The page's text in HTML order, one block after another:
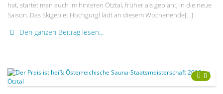
hat, startet man auch im hinteren Ötztal, früher als geplant, in die neue
Saison. Das Skigebiet Hochgurgl lädt an diesem Wochenende[…]
Den ganzen Beitrag lesen...
0